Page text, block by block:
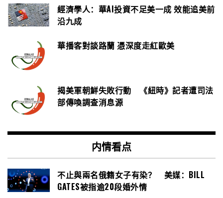
經濟學人：華AI投資不足美一成 效能追美前
沿九成
華播客對談路蘭 憑深度走紅歐美
揭美軍朝鮮失敗行動 《紐時》記者遭司法
部傳喚調查消息源
内情看点
不止與兩名俄籍女子有染？ 美媒：BILL
GATES被指逾20段婚外情